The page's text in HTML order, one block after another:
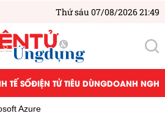
Thứ sáu 07/08/2026 21:49
TẾ SỐĐIỆN TỬ TIÊU DÙNGDOANH
Azure